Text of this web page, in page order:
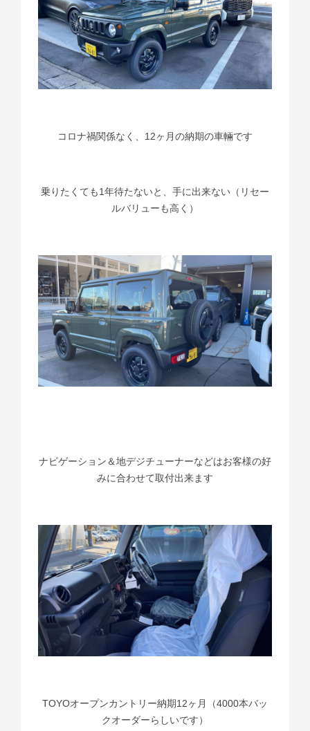
コロナ禍関係なく、12ヶ月の納期の車輛です
乗りたくても1年待たないと、手に出来ない（リセー
ルバリューも高く）
ナビゲーション＆地デジチューナーなどはお客様の好
みに合わせて取付出来ます
TOYOオープンカントリー納期12ヶ月（4000本バッ
クオーダーらしいです）